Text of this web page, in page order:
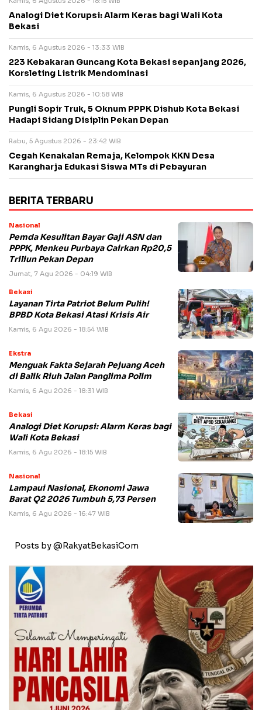
Analogi Diet Korupsi: Alarm Keras bagi Wali Kota
Bekasi
Kamis, 6 Agustus 2026 - 13:33 WIB
223 Kebakaran Guncang Kota Bekasi sepanjang 2026,
Korsleting Listrik Mendominasi
Kamis, 6 Agustus 2026 - 10:58 WIB
Pungli Sopir Truk, 5 Oknum PPPK Dishub Kota Bekasi
Hadapi Sidang Disiplin Pekan Depan
Rabu, 5 Agustus 2026 - 23:42 WIB
Cegah Kenakalan Remaja, Kelompok KKN Desa
Karangharja Edukasi Siswa MTs di Pebayuran
BERITA TERBARU
Nasional
Pemda Kesulitan Bayar Gaji ASN dan
PPPK, Menkeu Purbaya Cairkan Rp20,5
Triliun Pekan Depan
Jumat, 7 Agu 2026 - 04:19 WIB
Bekasi
Layanan Tirta Patriot Belum Pulih!
BPBD Kota Bekasi Atasi Krisis Air
Kamis, 6 Agu 2026 - 18:54 WIB
Ekstra
Menguak Fakta Sejarah Pejuang Aceh
di Balik Riuh Jalan Panglima Polim
Kamis, 6 Agu 2026 - 18:31 WIB
Bekasi
Analogi Diet Korupsi: Alarm Keras bagi
Wali Kota Bekasi
Kamis, 6 Agu 2026 - 18:15 WIB
Nasional
Lampaui Nasional, Ekonomi Jawa
Barat Q2 2026 Tumbuh 5,73 Persen
Kamis, 6 Agu 2026 - 16:47 WIB
Posts by @RakyatBekasiCom